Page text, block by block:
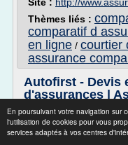
En poursuivant votre navigation sur
l'utilisation de cookies pour vous
services adaptés à vos centres
Thèmes liés :
comparatif d
en ligne / courtier
assurance
Autofirst - Devis
d'assurances |
Autofirst
Présentation de la